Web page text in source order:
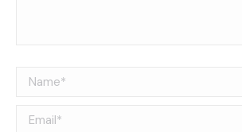
Name *
Email *